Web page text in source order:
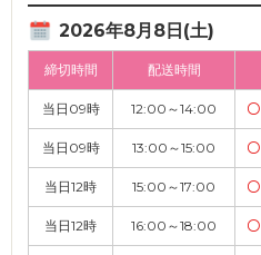
2026年8月8日(土)
締切時間 配送時間
当日09時 12:00～14:00 〇
当日09時 13:00～15:00 〇
当日12時 15:00～17:00 〇
当日12時 16:00～18:00 〇